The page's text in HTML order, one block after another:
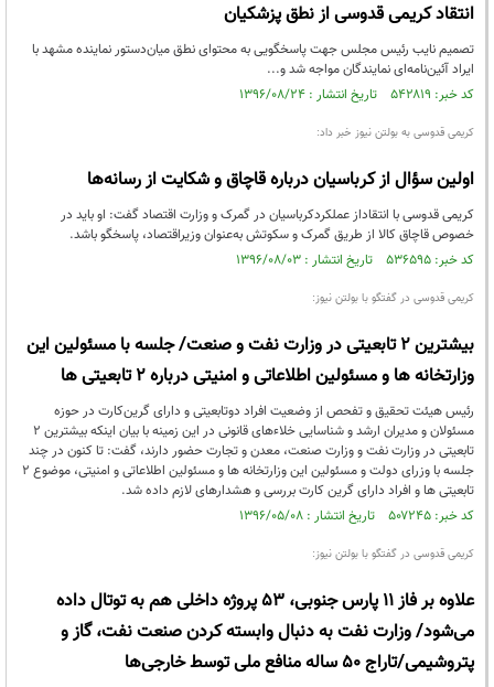
انتقاد کریمی قدوسی از نطق پزشکیان
تصمیم نایب رئیس مجلس جهت پاسخگویی به محتوای نطق میان‌دستور نماینده مشهد با
ایراد آئین‌نامه‌ای نمایندگان مواجه شد و...
کد خبر: ۵۴۲۸۱۹ تاریخ انتشار : ۱۳۹۶/۰۸/۲۴
کریمی قدوسی به بولتن نیوز خبر داد:
اولین سؤال از کرباسیان درباره قاچاق و شکایت از رسانه‌ها
کریمی قدوسی با انتقاداز عملکردکرباسیان در گمرک و وزارت اقتصاد گفت: او باید در
خصوص قاچاق کالا از طریق گمرک و سکوتش به‌عنوان وزیراقتصاد، پاسخگو باشد.
کد خبر: ۵۳۶۵۹۵ تاریخ انتشار : ۱۳۹۶/۰۸/۰۳
کریمی قدوسی در گفتگو با بولتن نیوز:
بیشترین 2 تابعیتی در وزارت نفت و صنعت/ جلسه با مسئولین این
وزارتخانه ها و مسئولین اطلاعاتی و امنیتی درباره 2 تابعیتی ها
رئیس هیئت تحقیق و تفحص از وضعیت افراد دوتابعیتی و دارای گرین‌کارت در حوزه
مسئولان و مدیران ارشد و شناسایی خلاءهای قانونی در این زمینه با بیان اینکه بیشترین 2
تابعیتی در وزارت نفت و وزارت صنعت، معدن و تجارت حضور دارند، گفت: تا کنون در چند
جلسه با وزرای دولت و مسئولین این وزارتخانه ها و مسئولین اطلاعاتی و امنیتی، موضوع 2
تابعیتی ها و افراد دارای گرین کارت بررسی و هشدارهای لازم داده شد.
کد خبر: ۵۰۷۲۴۵ تاریخ انتشار : ۱۳۹۶/۰۵/۰۸
کریمی قدوسی در گفتگو با بولتن نیوز:
علاوه بر فاز 11 پارس جنوبی، 53 پروژه داخلی هم به توتال داده
می‌شود/ وزارت نفت به دنبال وابسته کردن صنعت نفت، گاز و
پتروشیمی/تاراج 50 ساله منافع ملی توسط خارجی‌ها